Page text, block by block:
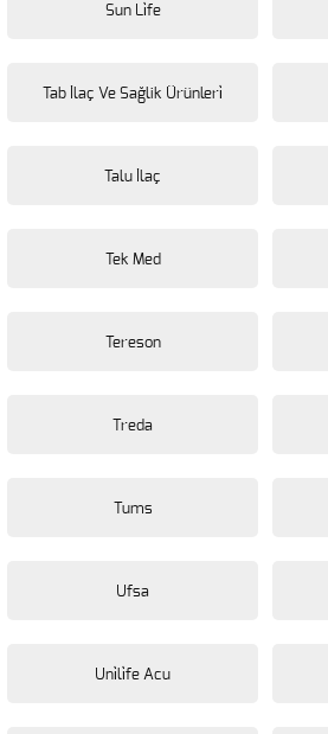
Sun Li̇fe
Tab İlaç Ve Sağlik Ürünleri̇
Talu İlaç
Tek Med
Tereson
Treda
Tums
Ufsa
Uni̇li̇fe Acu